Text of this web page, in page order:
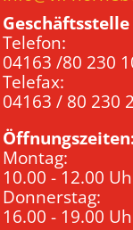
Geschäftsstelle
Telefon:
04163 /80 230
Telefax:
04163 / 80 230
Montag:
10.00 - 12.00
Donnerstag:
16.00 - 19.00